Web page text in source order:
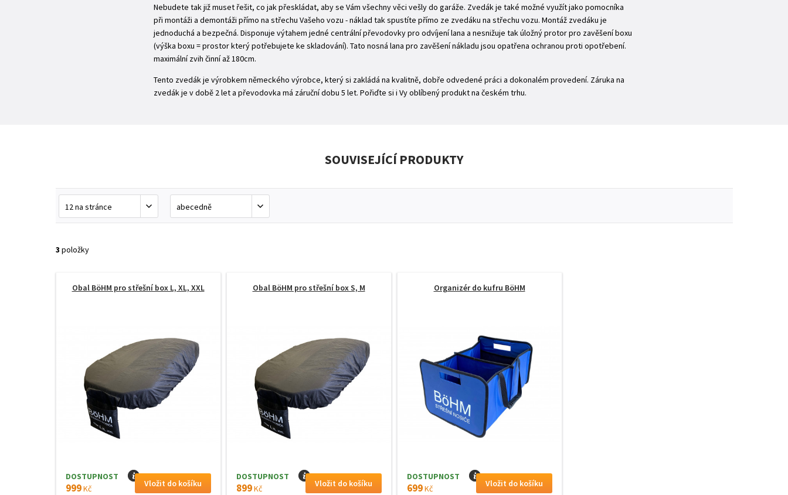
Nebudete tak již muset řešit, co jak přeskládat, aby se Vám všechny věci vešly do garáže. Zvedák je také možné využít jako pomocníka
při montáži a demontáži přímo na střechu Vašeho vozu - náklad tak spustíte přímo ze zvedáku na střechu vozu. Montáž zvedáku je
jednoduchá a bezpečná. Disponuje výtahem jedné centrální převodovky pro odvíjení lana a nesnižuje tak úložný protor pro zavěšení boxu
(výška boxu = prostor který potřebujete ke skladování). Tato nosná lana pro zavěšení nákladu jsou opatřena ochranou proti opotřebení.
maximální zvih činní až 180cm.
Tento zvedák je výrobkem německého výrobce, který si zakládá na kvalitně, dobře odvedené práci a dokonalém provedení. Záruka na
zvedák je v době 2 let a převodovka má záruční dobu 5 let. Pořiďte si i Vy oblíbený produkt na českém trhu.
SOUVISEJÍCÍ PRODUKTY
3 položky
Obal BöHM pro střešní box L, XL, XXL
DOSTUPNOST I
999Kč
Obal BöHM pro střešní box S, M
DOSTUPNOST I
899Kč
Organizér do kufru BöHM
DOSTUPNOST I
699Kč